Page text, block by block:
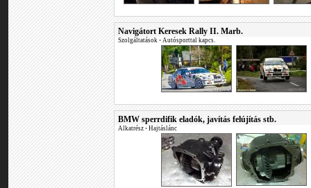
Navigátort Keresek Rally II. Marb.
Szolgáltatások • Autósporttal kapcs.
BMW sperrdifik eladók, javítás felújítás stb.
Alkatrész • Hajtáslánc